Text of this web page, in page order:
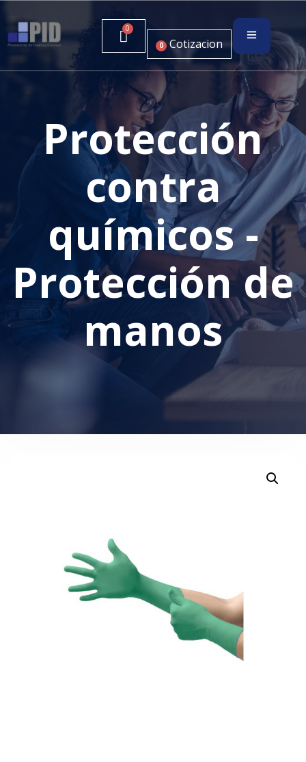
0 Cotizacion
Protección
contra
químicos -
Protección de
manos